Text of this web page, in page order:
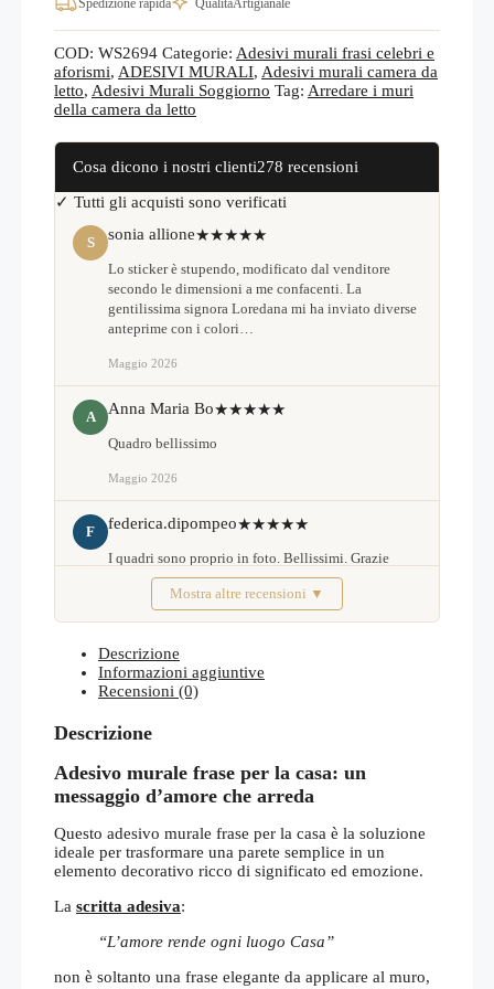
di
quantità
Spedizione rapida
QualitàArtigianale
COD: WS2694 Categorie: Adesivi murali frasi celebri e
aforismi, ADESIVI MURALI, Adesivi murali camera da
letto, Adesivi Murali Soggiorno Tag: Arredare i muri
della camera da letto
Cosa dicono i nostri clienti278 recensioni
✓ Tutti gli acquisti sono verificati
S sonia allione★★★★★
Lo sticker è stupendo, modificato dal venditore
secondo le dimensioni a me confacenti. La
gentilissima signora Loredana mi ha inviato diverse
anteprime con i colori…
Maggio 2026
A Anna Maria Bo★★★★★
Quadro bellissimo
Maggio 2026
F federica.dipompeo★★★★★
I quadri sono proprio in foto. Bellissimi. Grazie
Febbraio 2026Mostra altre recensioni ▼
Descrizione
Informazioni aggiuntive
Recensioni (0)
Descrizione
Adesivo murale frase per la casa: un
messaggio d’amore che arreda
Questo adesivo murale frase per la casa è la soluzione
ideale per trasformare una parete semplice in un
elemento decorativo ricco di significato ed emozione.
La scritta adesiva:
“L’amore rende ogni luogo Casa”
non è soltanto una frase elegante da applicare al muro,